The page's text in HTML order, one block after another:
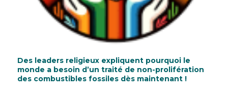
Des leaders religieux expliquent pourquoi le
monde a besoin d’un traité de non-prolifération
des combustibles fossiles dès maintenant !